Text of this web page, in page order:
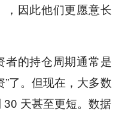
，因此他们更愿意长
者的持仓周期通常是
了。但现在，大多数
天甚至更短。数据